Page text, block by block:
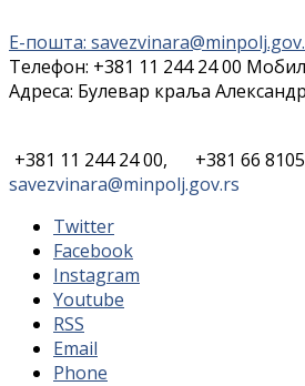
Е-пошта:
Телефон: +381 11 244 24 00
Адреса: Булевар краља
+381 11 244 24 00,
+381 66
savezvinara@minpolj.gov.rs
Twitter
Facebook
Instagram
Youtube
RSS
Email
Phone